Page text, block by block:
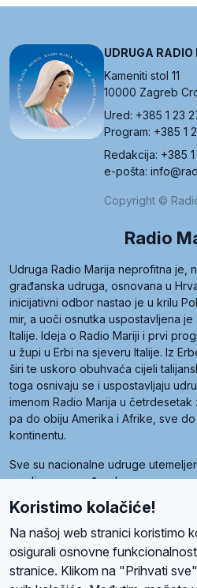
UDRUGA
Kameniti stol 11
10000 Zagreb
Ured: +385 1 23
Program: +385 1
Redakcija: +385
e-pošta:
Copyright ©
Radio
Udruga Radio Marija neprofitna je,
građanska udruga, osnovana u
inicijativni odbor nastao je u krilu
mir, a uoči osnutka uspostavljena je
Italije. Ideja o Radio Mariji i prvi
u župi u Erbi na sjeveru Italije. Iz
širi te uskoro obuhvaća cijeli
toga osnivaju se i uspostavljaju
imenom Radio Marija u
pa do obiju Amerika i Afrike, sve do
kontinentu.
Sve su nacionalne udruge
zemljama, a međusobna su
pod nazivom Svjetska obitelj Radio
Radio Maria). Svjetsku obitelj
kojima je i hrvatska Udruga Radio
Koristimo kolačiće!
Na našoj web stranici koristimo
osigurali osnovne
stranice. Klikom na "Prihvati